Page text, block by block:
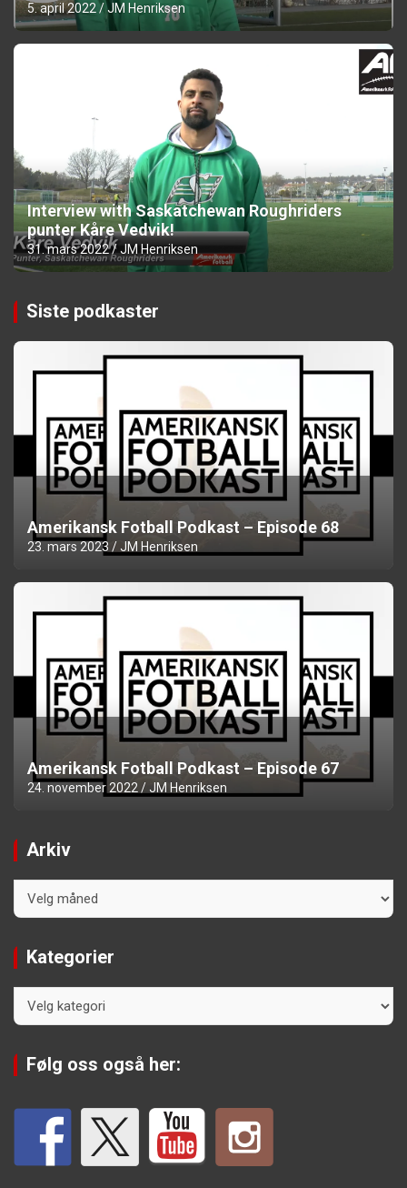
5. april 2022 JM Henriksen
Interview with Saskatchewan Roughriders
punter Kåre Vedvik!
31. mars 2022 JM Henriksen
Siste podkaster
Amerikansk Fotball Podkast – Episode 68
23. mars 2023 JM Henriksen
Amerikansk Fotball Podkast – Episode 67
24. november 2022 JM Henriksen
Arkiv
Kategorier
Følg oss også her: